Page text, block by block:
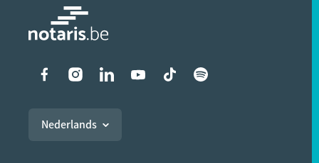
Liens vers les réseaux
Nederlands